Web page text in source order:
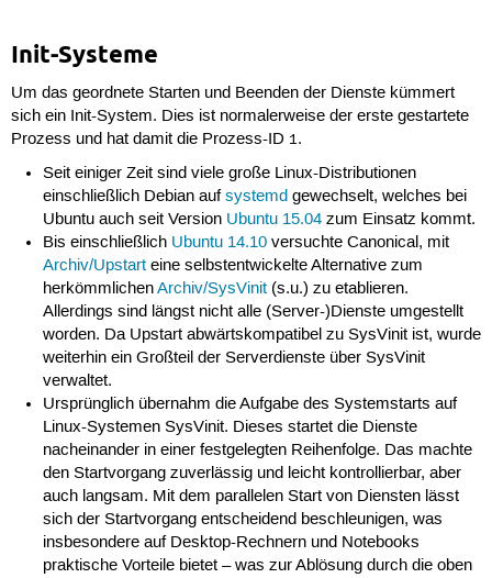
Init-Systeme
Um das geordnete Starten und Beenden der Dienste kümmert
sich ein Init-System. Dies ist normalerweise der erste gestartete
Prozess und hat damit die Prozess-ID 1.
Seit einiger Zeit sind viele große Linux-Distributionen
einschließlich Debian aufsystemd gewechselt, welches bei
Ubuntu auch seit Version Ubuntu 15.04 zum Einsatz kommt.
Bis einschließlich Ubuntu 14.10 versuchte Canonical, mit
Archiv/Upstart eine selbstentwickelte Alternative zum
herkömmlichenArchiv/SysVinit (s.u.) zu etablieren.
Allerdings sind längst nicht alle (Server-)Dienste umgestellt
worden. Da Upstart abwärtskompatibel zu SysVinit ist, wurde
weiterhin ein Großteil der Serverdienste über SysVinit
verwaltet.
Ursprünglich übernahm die Aufgabe des Systemstarts auf
Linux-Systemen SysVinit. Dieses startet die Dienste
nacheinander in einer festgelegten Reihenfolge. Das machte
den Startvorgang zuverlässig und leicht kontrollierbar, aber
auch langsam. Mit dem parallelen Start von Diensten lässt
sich der Startvorgang entscheidend beschleunigen, was
insbesondere auf Desktop-Rechnern und Notebooks
praktische Vorteile bietet – was zur Ablösung durch die oben